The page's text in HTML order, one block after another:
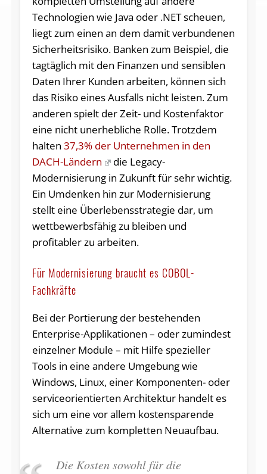
Technologien wie Java oder .NET scheuen,
liegt zum einen an dem damit verbundenen
Sicherheitsrisiko. Banken zum Beispiel, die
tagtäglich mit den Finanzen und sensiblen
Daten Ihrer Kunden arbeiten, können sich
das Risiko eines Ausfalls nicht leisten. Zum
anderen spielt der Zeit- und Kostenfaktor
eine nicht unerhebliche Rolle. Trotzdem
halten 37,3% der Unternehmen in den
DACH-Ländern
die Legacy-
Modernisierung in Zukunft für sehr wichtig.
Ein Umdenken hin zur Modernisierung
stellt eine Überlebensstrategie dar, um
wettbewerbsfähig zu bleiben und
profitabler zu arbeiten.
Für Modernisierung braucht es COBOL-
Fachkräfte
Bei der Portierung der bestehenden
Enterprise-Applikationen – oder zumindest
einzelner Module – mit Hilfe spezieller
Tools in eine andere Umgebung wie
Windows, Linux, einer Komponenten- oder
serviceorientierten Architektur handelt es
sich um eine vor allem kostensparende
Alternative zum kompletten Neuaufbau.
Die Kosten sowohl für die